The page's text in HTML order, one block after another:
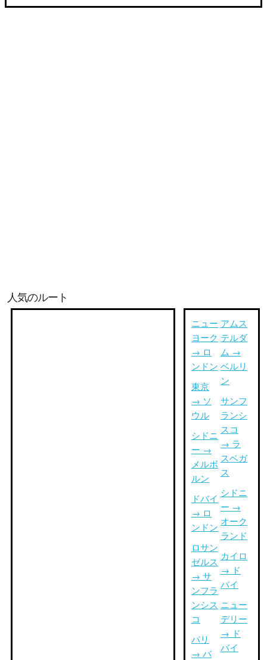
人気のルート
ニュー
ヨーク
→ ロ
ンドン
東京
→ ソ
ウル
シドニ
ー →
メルボ
ルン
ドバイ
→ ロ
ンドン
ロサン
ゼルス
→ サ
ンフラ
ンシス
コ
パリ
→ バ
アムス
テルダ
ム →
ベルリ
ン
サンフ
ランシ
スコ
→ ラ
スベガ
ス
シドニ
ー →
オーク
ランド
カイロ
→ ド
バイ
ニュー
デリー
→ ド
バイ